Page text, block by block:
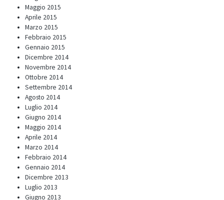
Maggio 2015
Aprile 2015
Marzo 2015
Febbraio 2015
Gennaio 2015
Dicembre 2014
Novembre 2014
Ottobre 2014
Settembre 2014
Agosto 2014
Luglio 2014
Giugno 2014
Maggio 2014
Aprile 2014
Marzo 2014
Febbraio 2014
Gennaio 2014
Dicembre 2013
Luglio 2013
Giugno 2013